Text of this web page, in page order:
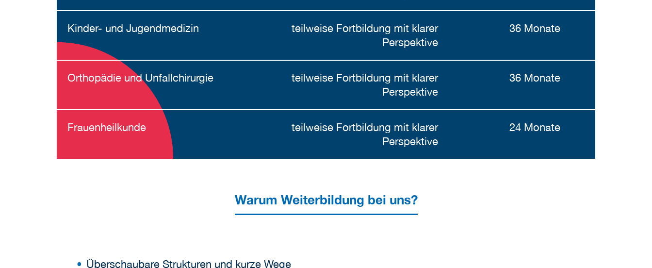
Kinder- und Jugendmedizin
teilweise Fortbildung mit klarer
Perspektive
36 Monate
Orthopädie und Unfallchirurgie
teilweise Fortbildung mit klarer
Perspektive
36 Monate
Frauenheilkunde
teilweise Fortbildung mit klarer
Perspektive
24 Monate
Warum Weiterbildung bei uns?
Überschaubare Strukturen und kurze Wege